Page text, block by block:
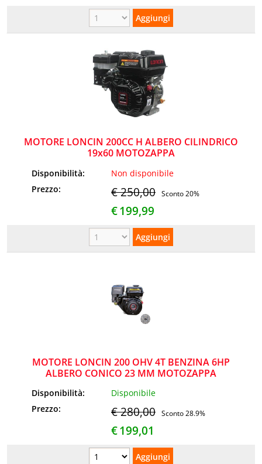
MOTORE LONCIN 200CC H ALBERO CILINDRICO
19x60 MOTOZAPPA
Disponibilità:
Non disponibile
Prezzo:
€ 250,00 Sconto 20%
€199,99
MOTORE LONCIN 200 OHV 4T BENZINA 6HP
ALBERO CONICO 23 MM MOTOZAPPA
Disponibilità:
Disponibile
Prezzo:
€ 280,00 Sconto 28.9%
€199,01